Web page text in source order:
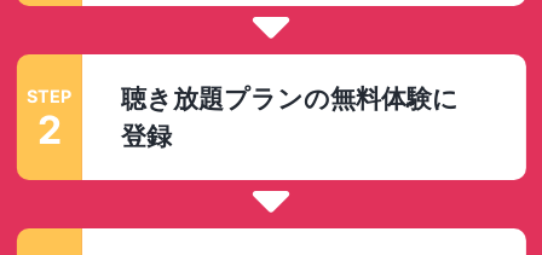
STEP
2
聴き放題プランの無料体験に
登録